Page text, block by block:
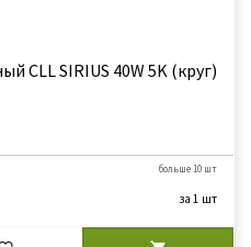
CLL SIRIUS 40W 5K (круг)
больше 10 шт
за 1 шт